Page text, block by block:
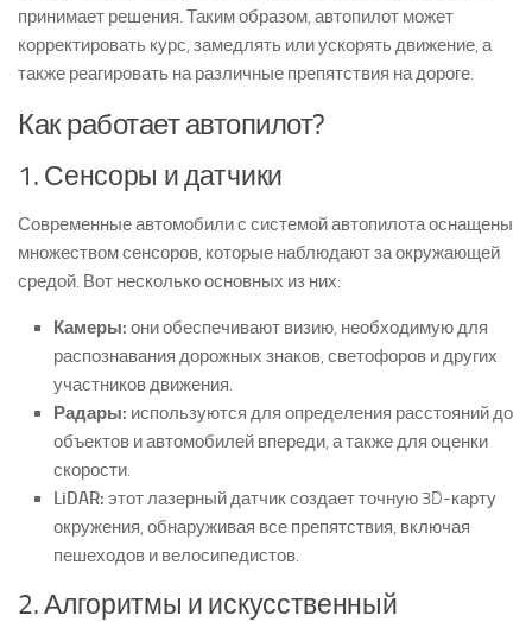
принимает решения. Таким образом, автопилот может
корректировать курс, замедлять или ускорять движение, а
также реагировать на различные препятствия на дороге.
Как работает автопилот?
1. Сенсоры и датчики
Современные автомобили с системой автопилота оснащены
множеством сенсоров, которые наблюдают за окружающей
средой. Вот несколько основных из них:
Камеры: они обеспечивают визию, необходимую для
распознавания дорожных знаков, светофоров и других
участников движения.
Радары: используются для определения расстояний до
объектов и автомобилей впереди, а также для оценки
скорости.
LiDAR: этот лазерный датчик создает точную 3D-карту
окружения, обнаруживая все препятствия, включая
пешеходов и велосипедистов.
2. Алгоритмы и искусственный